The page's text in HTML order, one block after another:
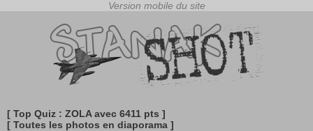
[ Top Quiz : ZOLA avec 6411 pts ]
[ Toutes les photos en diaporama ]